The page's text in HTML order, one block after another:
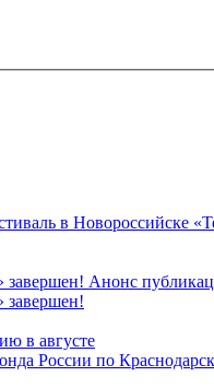
в Новороссийске
завершен! Анонс
завершен!
в августе
России по